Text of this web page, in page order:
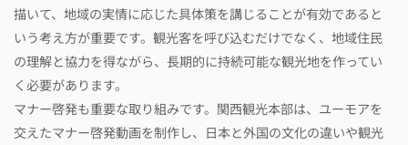
描いて、地域の実情に応じた具体策を講じることが有効であると
いう考え方が重要です。観光客を呼び込むだけでなく、地域住民
の理解と協力を得ながら、長期的に持続可能な観光地を作ってい
く必要があります。
マナー啓発も重要な取り組みです。関西観光本部は、ユーモアを
交えたマナー啓発動画を制作し、日本と外国の文化の違いや観光